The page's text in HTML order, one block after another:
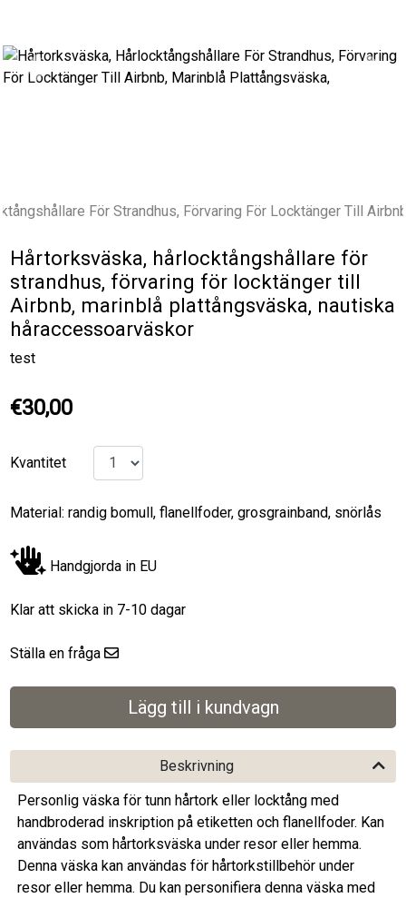
Previous
Hårtorksväska, hårlocktångshållare för
strandhus, förvaring för locktänger till
Airbnb, marinblå plattångsväska, nautiska
håraccessoarväskor
test
€30,00
Kvantitet
Material: randig bomull, flanellfoder, grosgrainband, snörlås
Handgjorda in EU
Klar att skicka in 7-10 dagar
Ställa en fråga
Beskrivning
Personlig väska för tunn hårtork eller locktång med
handbroderad inskription på etiketten och flanellfoder. Kan
användas som hårtorksväska under resor eller hemma.
Denna väska kan användas för hårtorkstillbehör under
resor eller hemma. Du kan personifiera denna väska med